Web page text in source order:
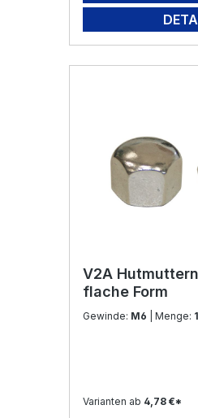
V2A
flache Form
Gewinde: M6 | Menge:
Varianten ab 4,78 €*